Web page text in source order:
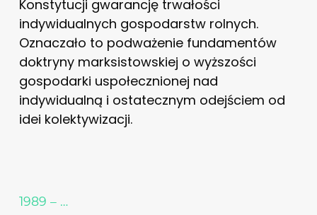
Konstytucji gwarancję trwałości
indywidualnych gospodarstw rolnych.
Oznaczało to podważenie fundamentów
doktryny marksistowskiej o wyższości
gospodarki uspołecznionej nad
indywidualną i ostatecznym odejściem od
idei kolektywizacji.
1989 – …